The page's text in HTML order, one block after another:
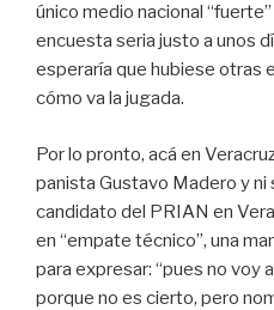
único medio nacional
encuesta seria justo a unos
esperaría que hubiese otras
cómo va la jugada.
Por lo pronto, acá en
panista Gustavo Madero y ni
candidato del PRIAN en
en “empate técnico”, una
para expresar: “pues no voy
porque no es cierto, pero